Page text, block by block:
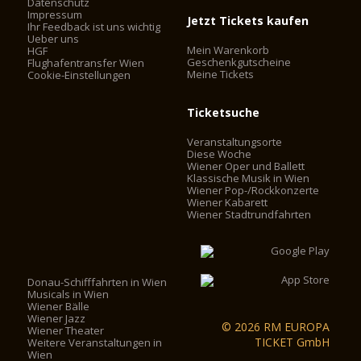
Heute gilt die Wiener Staatsoper als eines der wichtigsten
Opernhäuser der Welt, vor allem als das Haus mit dem
größten Repertoire. Direktor ist seit 1. September 2010
Dominique Meyer.
Impressum
Ihr Feedback ist uns wichtig
Ueber uns
HGF
Flughafentransfer Wien
Cookie-Einstellungen
Jetzt Tickets kaufen
Mein Warenkorb
Geschenkgutscheine
Meine Tickets
Ticketsuche
Veranstaltungsorte
Diese Woche
Wiener Oper und Ballett
Klassische Musik in Wien
Wiener Pop-/Rockkonzerte
Wiener Kabarett
Wiener Stadtrundfahrten
Donau-Schifffahrten in Wien
Musicals in Wien
Wiener Bälle
Wiener Jazz
Wiener Theater
Weitere Veranstaltungen in
Wien
© 2026 RM EUROPA
TICKET GmbH